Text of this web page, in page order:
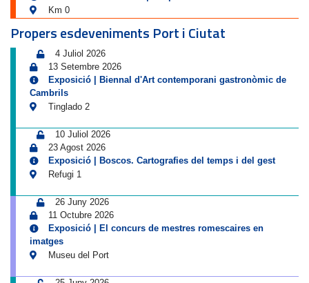
Km 0
Propers esdeveniments Port i Ciutat
4 Juliol 2026
13 Setembre 2026
Exposició | Biennal d'Art contemporani gastronòmic de
Cambrils
Tinglado 2
10 Juliol 2026
23 Agost 2026
Exposició | Boscos. Cartografies del temps i del gest
Refugi 1
26 Juny 2026
11 Octubre 2026
Exposició | El concurs de mestres romescaires en
imatges
Museu del Port